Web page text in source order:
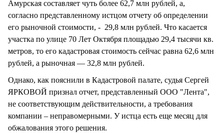
Амурская составляет чуть более 62,7 млн рублей, а,
согласно представленному истцом отчету об определении
его рыночной стоимости, - 29,8 млн рублей. Что касается
участка по улице 70 Лет Октября площадью 29,4 тысячи кв.
метров, то его кадастровая стоимость сейчас равна 62,6 млн
рублей, а рыночная — 32,8 млн рублей.
Однако, как пояснили в Кадастровой палате, судья Сергей
ЯРКОВОЙ признал отчет, представленный ООО "Лента",
не соответствующим действительности, а требования
компании – неправомерными. У истца есть еще месяц для
обжалования этого решения.